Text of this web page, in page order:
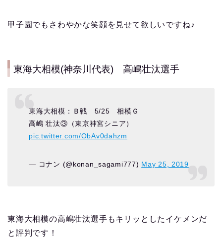
甲子園でもさわやかな笑顔を見せて欲しいですね♪
東海大相模(神奈川代表) 高嶋壮汰選手
東海大相模：Ｂ戦 5/25 相模Ｇ
高嶋 壮汰③（東京神宮シニア）
pic.twitter.com/ObAv0dahzm
— コナン (@konan_sagami777) May 25, 2019
東海大相模の高嶋壮汰選手もキリッとしたイケメンだ
と評判です！